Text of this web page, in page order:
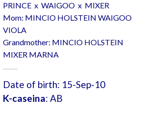
PRINCE x WAIGOO x MIXER
Mom: MINCIO HOLSTEIN WAIGOO
VIOLA
Grandmother: MINCIO HOLSTEIN
MIXER MARNA
Date of birth: 15-Sep-10
K-caseina: AB